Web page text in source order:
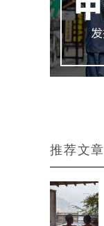
推荐文章